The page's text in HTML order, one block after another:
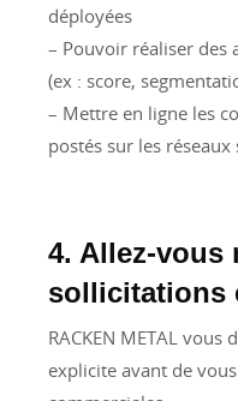
déployées
– Pouvoir réaliser des
(ex : score,
– Mettre en ligne les
postés sur les réseaux
4. Allez-vous
sollicitations
RACKEN METAL
explicite avant de